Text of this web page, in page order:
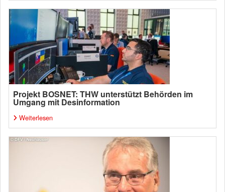
Projekt BOSNET: THW unterstützt Behörden im
Umgang mit Desinformation
Weiterlesen